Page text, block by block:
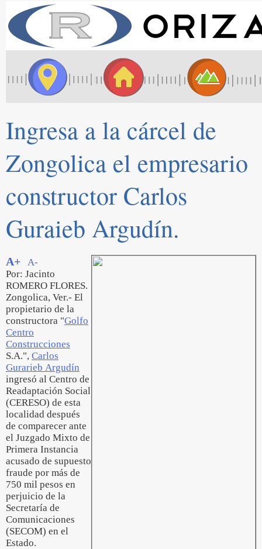
Ingresa a la cárcel de
Zongolica el empresario
constructor Carlos
Guraieb Argudín.
A+
A-
Por: Jacinto
ROMERO FLORES.
Zongolica, Ver.- El
propietario de la
constructora "Golfo
Centro
Construcciones
S.A.", Carlos
Gurarieb Argudín
ingresó al Centro de
Readaptación Social
(CERESO) de esta
localidad después
de comparecer ante
el Juzgado Mixto de
Primera Instancia
acusado de supuesto
fraude por más de
750 mil pesos en
perjuicio de la
Secretaría de
Comunicaciones
(SECOM) en el
Estado.